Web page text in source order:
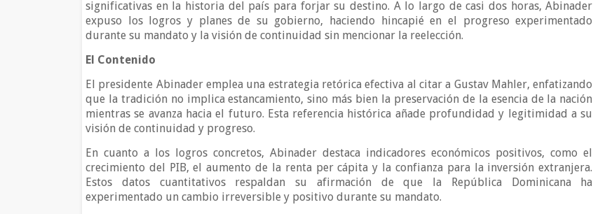
significativas en la historia del país para forjar su destino. A lo largo de casi dos horas, Abinader
expuso los logros y planes de su gobierno, haciendo hincapié en el progreso experimentado
durante su mandato y la visión de continuidad sin mencionar la reelección.
El Contenido
El presidente Abinader emplea una estrategia retórica efectiva al citar a Gustav Mahler, enfatizando
que la tradición no implica estancamiento, sino más bien la preservación de la esencia de la nación
mientras se avanza hacia el futuro. Esta referencia histórica añade profundidad y legitimidad a su
visión de continuidad y progreso.
En cuanto a los logros concretos, Abinader destaca indicadores económicos positivos, como el
crecimiento del PIB, el aumento de la renta per cápita y la confianza para la inversión extranjera.
Estos datos cuantitativos respaldan su afirmación de que la República Dominicana ha
experimentado un cambio irreversible y positivo durante su mandato.